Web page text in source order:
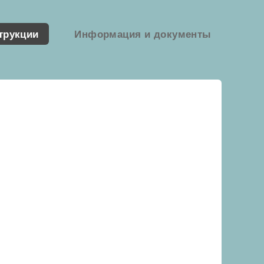
Информация и документы